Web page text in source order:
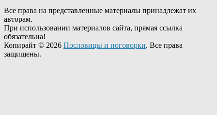
Все права на представленные материалы принадлежат их
авторам.
При использовании материалов сайта, прямая ссылка
обязательна!
Копирайт © 2026 Пословицы и поговорки. Все права
защищены.